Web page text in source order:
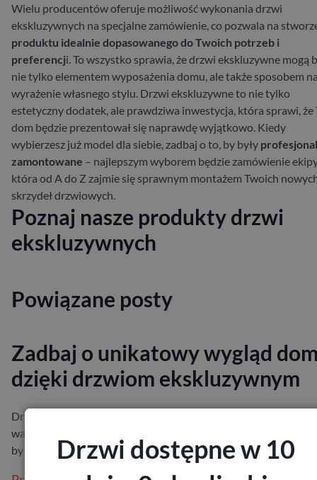
Wielu producentów oferuje możliwość wykonania drzwi
ekskluzywnych na specjalne zamówienie, co pozwala na
produktu idealnie dopasowanego do Twoich potrzeb i
preferencji. To wszystko sprawia, że drzwi ekskluzywne mogą
nie tylko elementem wyposażenia domu, ale także sposobem
wyrażenie własnego stylu. Drzwi ekskluzywne to nie tylko
estetyczny dodatek, ale prawdziwa inwestycja, która sprawi, że
dom będzie prezentował się naprawdę wyjątkowo. Kiedy
wybierzesz już model dla siebie, zadbaj o to, by były
zamontowane – najlepszym wyborem będzie zamówienie
która od A do Z zajmie się sprawnym montażem Twoich
skrzydeł drzwiowych.
Poznaj nasze produkty drzwi
ekskluzywnych
Powiązane posty
Zadbaj o unikatowy wygląd
dzięki drzwiom ekskluzywnym
Drzwi, zarówno te zewnętrzne, jak i wewnętrzne, stanowią
ważny element aranżacji Twojego domu. Warto dobrac
by jak najl…Drzwi dostępne w 10